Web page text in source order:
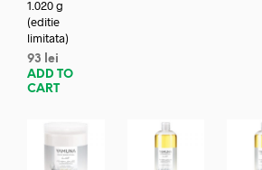
1.020 g
(editie
limitata)
93
lei
ADD TO
CART